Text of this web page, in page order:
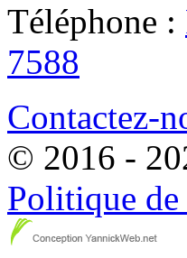
Téléphone :
7588
Contactez-
© 2016 -
Politique